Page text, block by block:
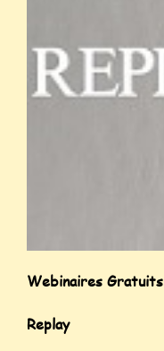
Webinaires Gratuits
Replay